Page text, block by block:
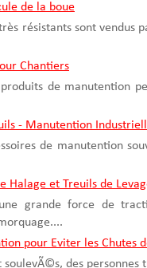
de la boue
résistants sont vendus
Chantiers
produits de manutention
- Manutention
de manutention
Halage et Treuils de
grande force de
pour Eviter les Chutes
soulevÃ©s, des